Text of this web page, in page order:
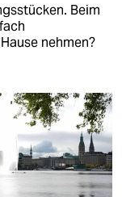
Beim
nehmen?